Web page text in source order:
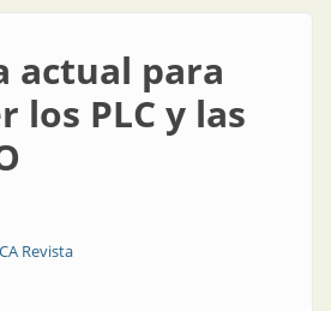
actual para
los PLC y las
Revista